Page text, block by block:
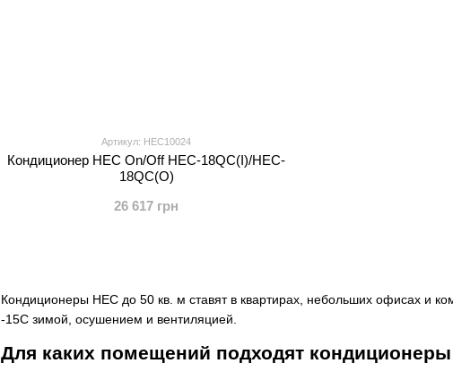
Кондиционеры HEC до 50 кв. м ставят в квартирах, небольших офисах и
-15C зимой, осушением и вентиляцией.
Для каких помещений подходят кондиционеры
Артикул: HEC10024
Кондиционер HEC On/Off HEC-18QC(I)/HEC-
18QC(O)
26 617 грн